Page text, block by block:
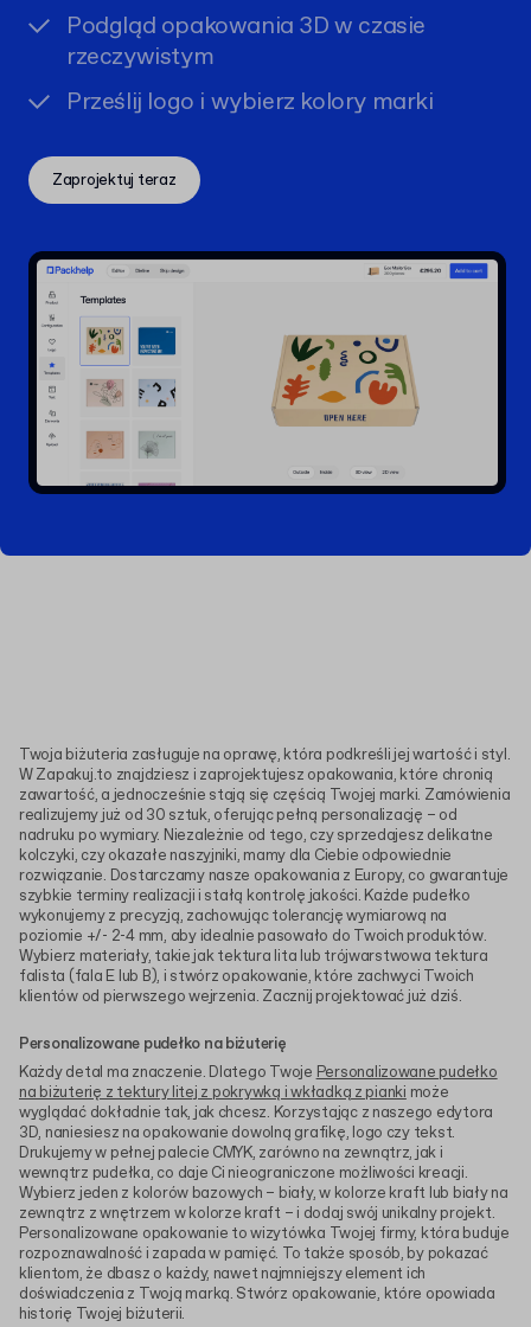
Podgląd opakowania 3D w czasie
rzeczywistym
Prześlij logo i wybierz kolory marki
Zaprojektuj teraz
Twoja biżuteria zasługuje na oprawę, która podkreśli jej wartość i styl.
W Zapakuj.to znajdziesz i zaprojektujesz opakowania, które chronią
zawartość, a jednocześnie stają się częścią Twojej marki. Zamówienia
realizujemy już od 30 sztuk, oferując pełną personalizację – od
nadruku po wymiary. Niezależnie od tego, czy sprzedajesz delikatne
kolczyki, czy okazałe naszyjniki, mamy dla Ciebie odpowiednie
rozwiązanie. Dostarczamy nasze opakowania z Europy, co gwarantuje
szybkie terminy realizacji i stałą kontrolę jakości. Każde pudełko
wykonujemy z precyzją, zachowując tolerancję wymiarową na
poziomie +/- 2-4 mm, aby idealnie pasowało do Twoich produktów.
Wybierz materiały, takie jak tektura lita lub trójwarstwowa tektura
falista (fala E lub B), i stwórz opakowanie, które zachwyci Twoich
klientów od pierwszego wejrzenia. Zacznij projektować już dziś.
Personalizowane pudełko na biżuterię
Każdy detal ma znaczenie. Dlatego Twoje Personalizowane pudełko
na biżuterię z tektury litej z pokrywką i wkładką z pianki może
wyglądać dokładnie tak, jak chcesz. Korzystając z naszego edytora
3D, naniesiesz na opakowanie dowolną grafikę, logo czy tekst.
Drukujemy w pełnej palecie CMYK, zarówno na zewnątrz, jak i
wewnątrz pudełka, co daje Ci nieograniczone możliwości kreacji.
Wybierz jeden z kolorów bazowych – biały, w kolorze kraft lub biały na
zewnątrz z wnętrzem w kolorze kraft – i dodaj swój unikalny projekt.
Personalizowane opakowanie to wizytówka Twojej firmy, która buduje
rozpoznawalność i zapada w pamięć. To także sposób, by pokazać
klientom, że dbasz o każdy, nawet najmniejszy element ich
doświadczenia z Twoją marką. Stwórz opakowanie, które opowiada
historię Twojej biżuterii.